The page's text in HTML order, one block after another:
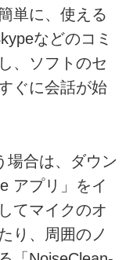
単に、使える
などのコミ
、ソフトのセ
ぐに会話が始
合は、ダウン
アプリ」をイ
てマイクのオ
り、周囲のノ